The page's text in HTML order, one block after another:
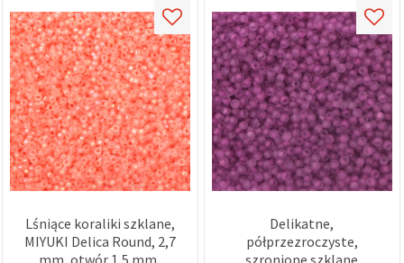
analitycznych
marketingowych.
Możesz
zgodzić się
na
używanie
wszystkich
plików
cookie,
klikając
"Akceptuj
wskazać
swoje
Lśniące koraliki szklane,
MIYUKI Delica Round, 2,7
mm, otwór 1,5 mm,
Delikatne,
półprzezroczyste,
szronione szklane